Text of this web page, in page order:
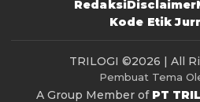
RedaksiDisclaimer
Kode Etik
TRILOGI ©2026 | All
Pembuat Tema
A Group Member of PT